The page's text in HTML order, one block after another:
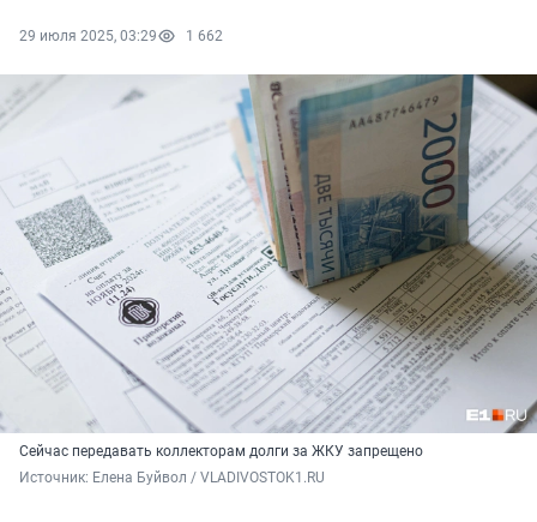
29 июля 2025, 03:29 1 662
Сейчас передавать коллекторам долги за ЖКУ запрещено
Источник: Елена Буйвол / VLADIVOSTOK1.RU